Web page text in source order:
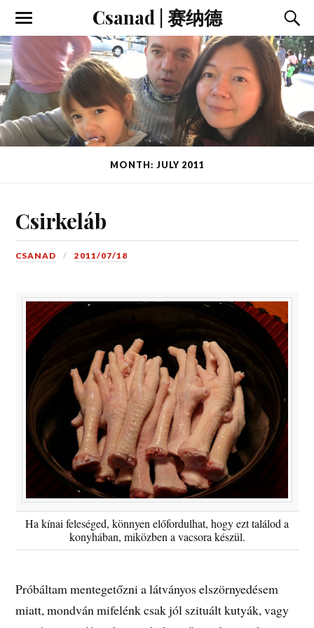
Csanad | 赛纳德
MONTH: JULY 2011
Csirkeláb
CSANAD 2011/07/18
Ha kínai feleséged, könnyen előfordulhat, hogy ezt találod a
konyhában, miközben a vacsora készül.
Próbáltam mentegetőzni a látványos elszörnyedésem
miatt, mondván mifelénk csak jól szituált kutyák, vagy